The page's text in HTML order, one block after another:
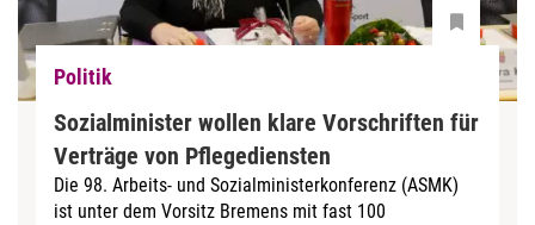
Politik
Sozialminister wollen klare Vorschriften für
Verträge von Pflegediensten
Die 98. Arbeits- und Sozialministerkonferenz (ASMK)
ist unter dem Vorsitz Bremens mit fast 100